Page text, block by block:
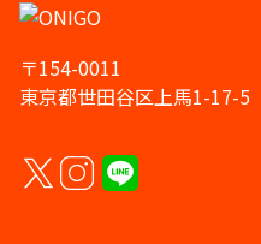
〒154-0011
東京都世田谷区上馬1-17-5